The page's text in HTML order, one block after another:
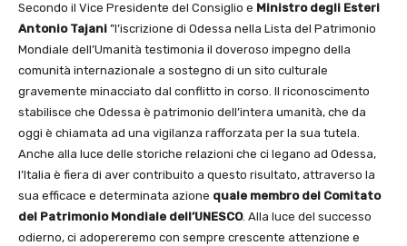
Secondo il Vice Presidente del Consiglio e Ministro degli Esteri
Antonio Tajani ”l’iscrizione di Odessa nella Lista del Patrimonio
Mondiale dell’Umanità testimonia il doveroso impegno della
comunità internazionale a sostegno di un sito culturale
gravemente minacciato dal conflitto in corso. Il riconoscimento
stabilisce che Odessa è patrimonio dell’intera umanità, che da
oggi è chiamata ad una vigilanza rafforzata per la sua tutela.
Anche alla luce delle storiche relazioni che ci legano ad Odessa,
l’Italia è fiera di aver contribuito a questo risultato, attraverso la
sua efficace e determinata azione quale membro del Comitato
del Patrimonio Mondiale dell’UNESCO. Alla luce del successo
odierno, ci adopereremo con sempre crescente attenzione e